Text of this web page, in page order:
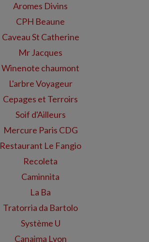
Aromes Divins
CPH Beaune
Caveau St Catherine
Mr Jacques
Winenote chaumont
L'arbre Voyageur
Cepages et Terroirs
Soif d'Ailleurs
Mercure Paris CDG
Restaurant Le Fangio
Recoleta
Caminnita
La Ba
Tratorria da Bartolo
Système U
Canaima Lyon